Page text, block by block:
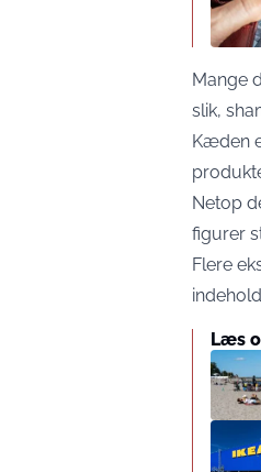
Mange
slik,
Kæden
Netop
figurer
Flere
Læs